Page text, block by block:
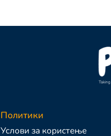
Политики
Услови за користење